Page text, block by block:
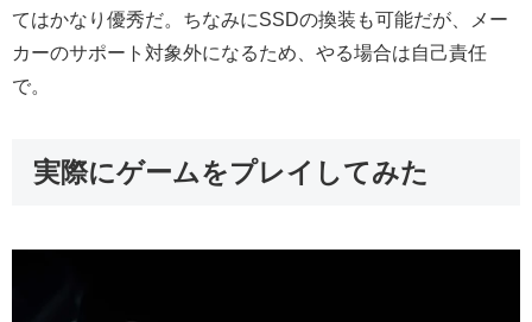
てはかなり優秀だ。ちなみにSSDの換装も可能だが、メー
カーのサポート対象外になるため、やる場合は自己責任
で。
実際にゲームをプレイしてみた